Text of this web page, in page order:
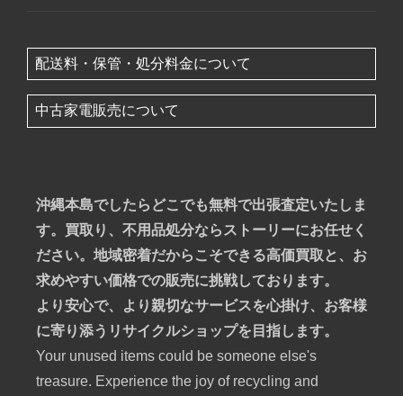
配送料・保管・処分料金について
中古家電販売について
沖縄本島でしたらどこでも無料で出張査定いたしま
す。買取り、不用品処分ならストーリーにお任せく
ださい。地域密着だからこそできる高価買取と、お
求めやすい価格での販売に挑戦しております。
より安心で、より親切なサービスを心掛け、お客様
に寄り添うリサイクルショップを目指します。
Your unused items could be someone else's
treasure. Experience the joy of recycling and